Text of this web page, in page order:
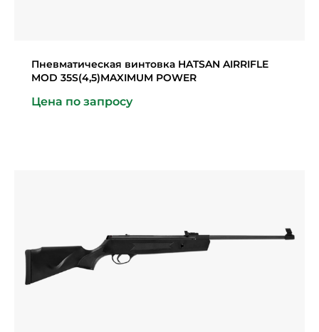
Пневматическая винтовка HATSAN AIRRIFLE
MOD 35S(4,5)MAXIMUM POWER
Цена по запросу